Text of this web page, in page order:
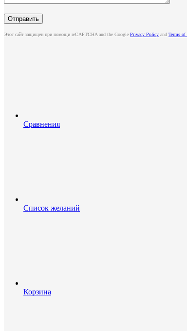
Этот сайт защищен при помощи reCAPTCHA and the Google Privacy Policy and Terms of
Сравнения
Список желаний
Корзина